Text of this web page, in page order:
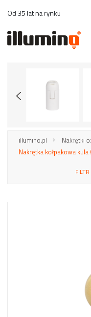
Od 35 lat na rynku
illumino.pl
Nakrętki
Nakrętka kołpakowa